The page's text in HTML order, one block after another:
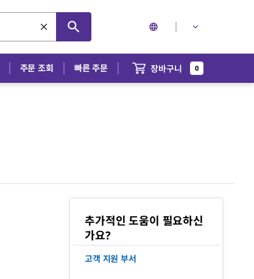
주문 조회 빠른 주문 장바구니 0
추가적인 도움이 필요하신
가요?
고객 지원 부서